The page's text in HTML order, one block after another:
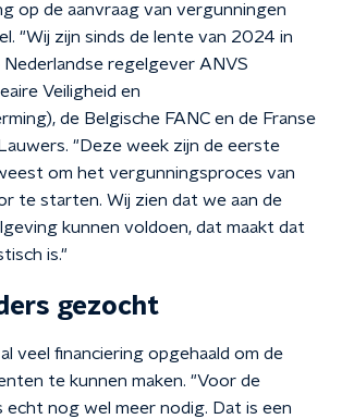
op de aanvraag van vergunningen
"Wij zijn sinds de lente van 2024 in
regelgever ANVS
Veiligheid en
de Belgische FANC en de Franse
"Deze week zijn de eerste
om het vergunningsproces van
te starten. Wij zien dat we aan de
kunnen voldoen, dat maakt dat
is."
gezocht
veel financiering opgehaald om de
te kunnen maken. "Voor de
nog wel meer nodig. Dat is een